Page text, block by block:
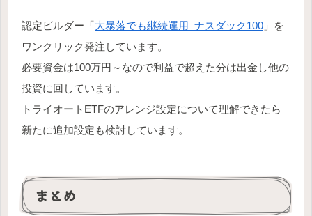
認定ビルダー「大暴落でも継続運用_ナスダック100 」を
ワンクリック発注しています。
必要資金は100万円～なので利益で超えた分は出金し他の
投資に回しています。
トライオートETFのアレンジ設定について理解できたら
新たに追加設定も検討しています。
まとめ